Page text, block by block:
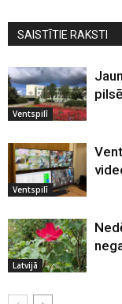
SAISTĪTIE RAKSTI
Ventspilī
Ventspilī
Latvijā